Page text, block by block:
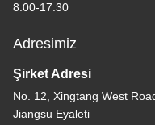
8:00-17:30
Adresimiz
Şirket Adresi
No. 12, Xingtang West
Jiangsu Eyaleti